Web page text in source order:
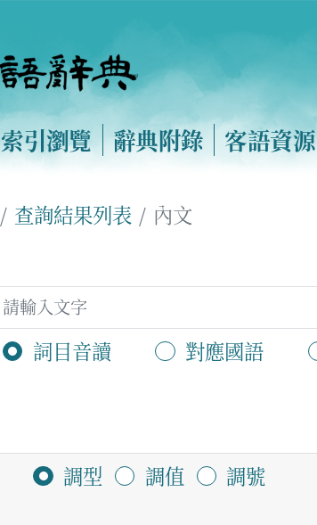
索引瀏覽 辭典附錄 客語資源
查詢結果列表 內文
詞目音讀 對應國語
調型 調值 調號